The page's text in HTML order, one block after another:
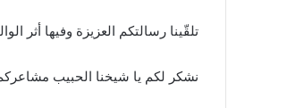
تلقّينا رسالتكم العزيزة وفيها أثر
نشكر لكم يا شيخنا الحبيب